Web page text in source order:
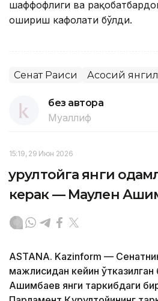
шаффофлиги ва
ошириш кафолати бўлди.
Сенат Раиси Асосий
без автора
Муаллиф
15:19, 29 Июн 2026
Қурултойга янги
керак — Маулен
ASTANA. Kazinform —
мажлисидан кейин
Ашимбаев янги таркибдаги